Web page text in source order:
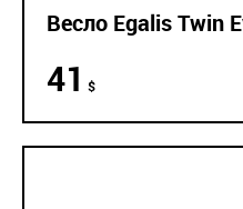
Весло Egalis Twin
41 $